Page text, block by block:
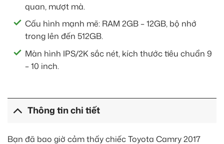
quan, mượt mà.
Cấu hình mạnh mẽ: RAM 2GB – 12GB, bộ nhớ
trong lên đến 512GB.
Màn hình IPS/2K sắc nét, kích thước tiêu chuẩn 9
– 10 inch.
Thông tin chi tiết
Bạn đã bao giờ cảm thấy chiếc Toyota Camry 2017